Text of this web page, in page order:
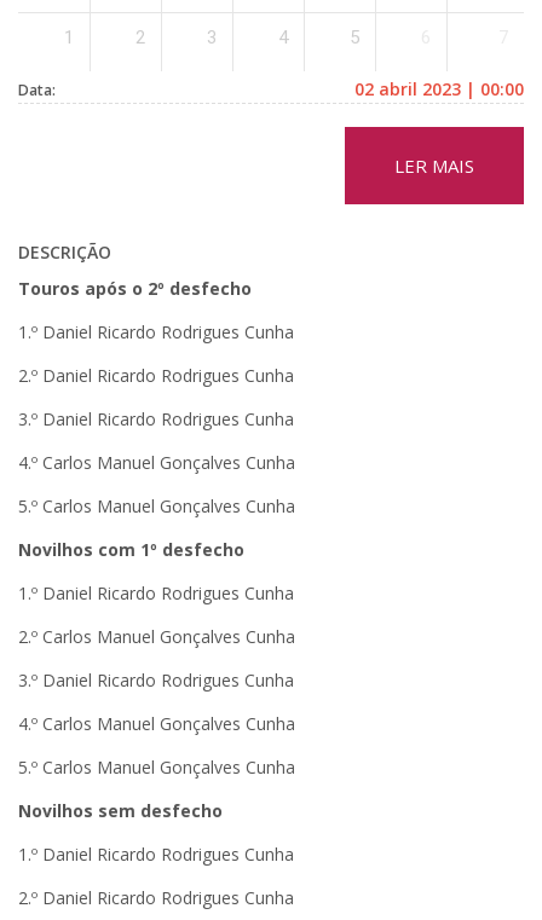
1 2 3 4 5
Data: 02 abril 2023 | 00:00
LER MAIS
DESCRIÇÃO
Touros após o 2º desfecho
1.º Daniel Ricardo Rodrigues Cunha
2.º Daniel Ricardo Rodrigues Cunha
3.º Daniel Ricardo Rodrigues Cunha
4.º Carlos Manuel Gonçalves Cunha
5.º Carlos Manuel Gonçalves Cunha
Novilhos com 1º desfecho
1.º Daniel Ricardo Rodrigues Cunha
2.º Carlos Manuel Gonçalves Cunha
3.º Daniel Ricardo Rodrigues Cunha
4.º Carlos Manuel Gonçalves Cunha
5.º Carlos Manuel Gonçalves Cunha
Novilhos sem desfecho
1.º Daniel Ricardo Rodrigues Cunha
2.º Daniel Ricardo Rodrigues Cunha